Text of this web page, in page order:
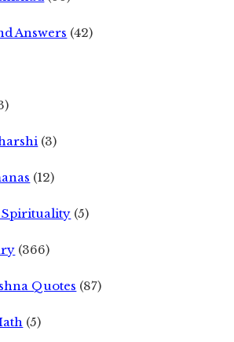
Answers (42)
(3)
(12)
Spirituality (5)
(366)
Quotes (87)
(5)